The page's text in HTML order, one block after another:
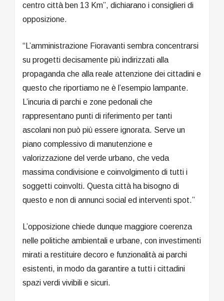
centro città ben 13 Km”, dichiarano i consiglieri di
opposizione.
“L’amministrazione Fioravanti sembra concentrarsi
su progetti decisamente più indirizzati alla
propaganda che alla reale attenzione dei cittadini e
questo che riportiamo ne è l’esempio lampante.
L’incuria di parchi e zone pedonali che
rappresentano punti di riferimento per tanti
ascolani non può più essere ignorata. Serve un
piano complessivo di manutenzione e
valorizzazione del verde urbano, che veda
massima condivisione e coinvolgimento di tutti i
soggetti coinvolti. Questa città ha bisogno di
questo e non di annunci social ed interventi spot.”
L’opposizione chiede dunque maggiore coerenza
nelle politiche ambientali e urbane, con investimenti
mirati a restituire decoro e funzionalità ai parchi
esistenti, in modo da garantire a tutti i cittadini
spazi verdi vivibili e sicuri.